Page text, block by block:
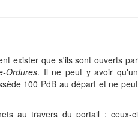
exister que s'ils sont ouverts par
Ordures. Il ne peut y avoir qu'un
100 PdB au départ et ne peut
au travers du portail : ceux-ci